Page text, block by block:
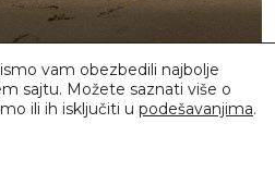
vam obezbedili najbolje
sajtu. Možete saznati više o
ili ih isključiti u podešavanjima.
Cookie Banner